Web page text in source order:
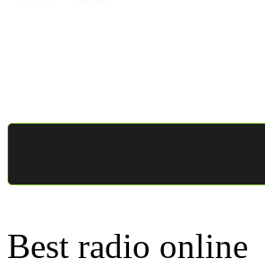
Best radio online